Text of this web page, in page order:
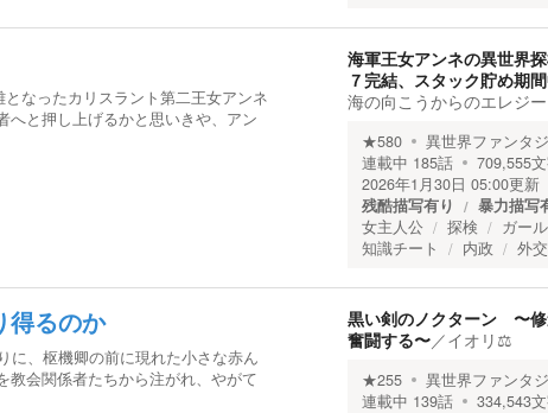
なったカリスラント第二王女アンネ
へと押し上げるかと思いきや、アン
海軍王女アンネの異世界
７完結、スタック貯め期間
海の向こうからのエレジー
★580
異世界ファンタ
連載中 185話 709,555
2026年1月30日 05:00更新
残酷描写有り
暴力描写
女主人公
探検
ガー
知識チート
内政 外交
得るのか
に、枢機卿の前に現れた小さな赤ん
教会関係者たちから注がれ、やがて
黒い剣のノクターン 〜
奮闘する〜／イオリ⚖️
★255
異世界ファンタ
連載中 139話 334,543